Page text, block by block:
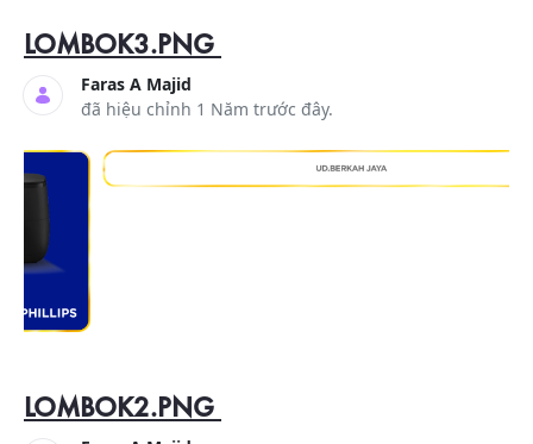
LOMBOK3.PNG
Faras A Majid
đã hiệu chỉnh 1 Năm trước đây.
LOMBOK2.PNG